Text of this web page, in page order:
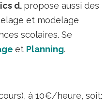
d. propose aussi des
et modelage
scolaires. Se
et Planning.
à 10€/heure, soit: